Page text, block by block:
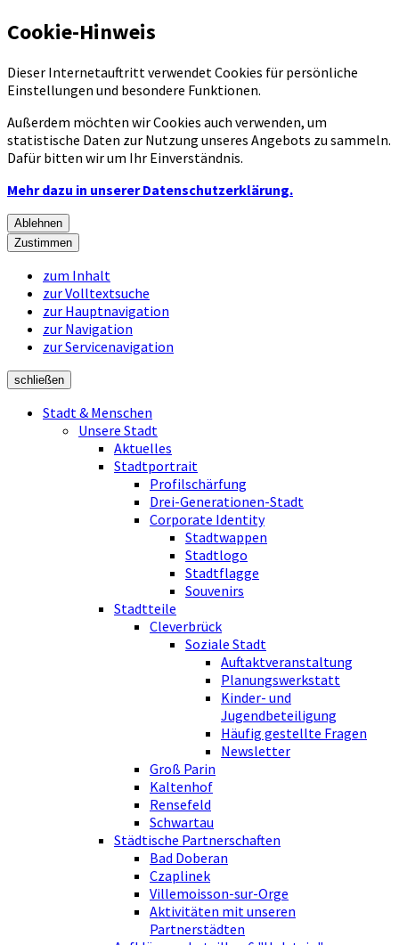
Cookie-Hinweis
Dieser Internetauftritt verwendet Cookies für persönliche
Einstellungen und besondere Funktionen.
Außerdem möchten wir Cookies auch verwenden, um
statistische Daten zur Nutzung unseres Angebots zu sammeln.
Dafür bitten wir um Ihr Einverständnis.
Mehr dazu in unserer Datenschutzerklärung.
Ablehnen
Zustimmen
zum Inhalt
zur Volltextsuche
zur Hauptnavigation
zur Navigation
zur Servicenavigation
schließen
Stadt & Menschen
Unsere Stadt
Aktuelles
Stadtportrait
Profilschärfung
Drei-Generationen-Stadt
Corporate Identity
Stadtwappen
Stadtlogo
Stadtflagge
Souvenirs
Stadtteile
Cleverbrück
Soziale Stadt
Auftaktveranstaltung
Planungswerkstatt
Kinder- und
Jugendbeteiligung
Häufig gestellte Fragen
Newsletter
Groß Parin
Kaltenhof
Rensefeld
Schwartau
Städtische Partnerschaften
Bad Doberan
Czaplinek
Villemoisson-sur-Orge
Aktivitäten mit unseren
Partnerstädten